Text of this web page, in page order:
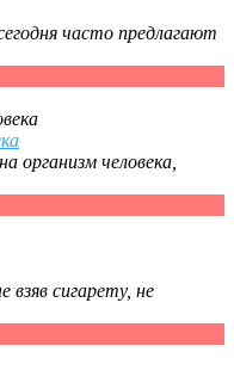
часто предлагают
организм человека,
взяв сигарету, не